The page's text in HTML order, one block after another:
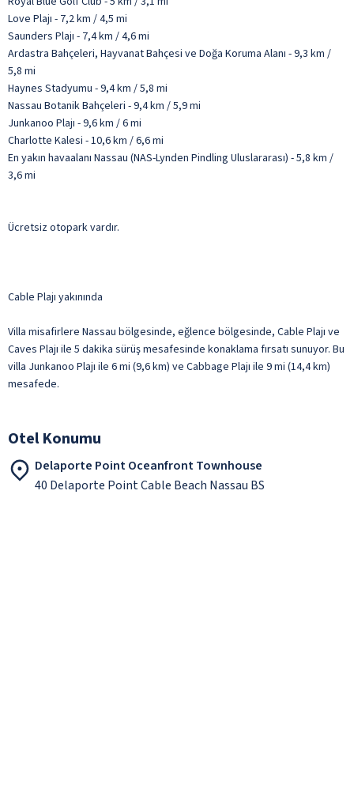
Love Plajı - 7,2 km / 4,5 mi
Saunders Plajı - 7,4 km / 4,6 mi
Ardastra Bahçeleri, Hayvanat Bahçesi ve Doğa Koruma Alanı - 9,3 km /
5,8 mi
Haynes Stadyumu - 9,4 km / 5,8 mi
Nassau Botanik Bahçeleri - 9,4 km / 5,9 mi
Junkanoo Plajı - 9,6 km / 6 mi
Charlotte Kalesi - 10,6 km / 6,6 mi
En yakın havaalanı Nassau (NAS-Lynden Pindling Uluslararası) - 5,8 km /
3,6 mi
Ücretsiz otopark vardır.
Cable Plajı yakınında
Villa misafirlere Nassau bölgesinde, eğlence bölgesinde, Cable Plajı ve
Caves Plajı ile 5 dakika sürüş mesafesinde konaklama fırsatı sunuyor. Bu
villa Junkanoo Plajı ile 6 mi (9,6 km) ve Cabbage Plajı ile 9 mi (14,4 km)
mesafede.
Otel Konumu
Delaporte Point Oceanfront Townhouse
40 Delaporte Point Cable Beach Nassau BS